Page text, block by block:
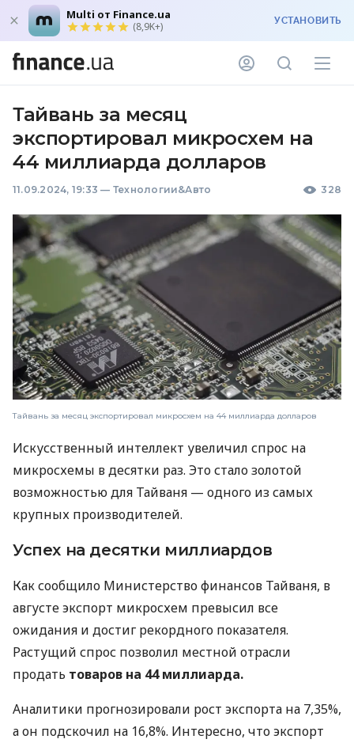
Multi от Finance.ua
(8,9K+) УСТАНОВИТЬ
Тайвань за месяц
экспортировал микросхем на
44 миллиарда долларов
11.09.2024, 19:33 — Технологии&Авто 328
Тайвань за месяц экспортировал микросхем на 44 миллиарда долларов
Искусственный интеллект увеличил спрос на
микросхемы в десятки раз. Это стало золотой
возможностью для Тайваня — одного из самых
крупных производителей.
Успех на десятки миллиардов
Как сообщило Министерство финансов Тайваня, в
августе экспорт микросхем превысил все
ожидания и достиг рекордного показателя.
Растущий спрос позволил местной отрасли
продать товаров на 44 миллиарда.
Аналитики прогнозировали рост экспорта на 7,35%,
а он подскочил на 16,8%. Интересно, что экспорт